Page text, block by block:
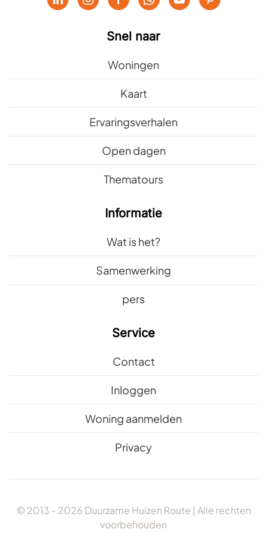
Snel naar
Woningen
Kaart
Ervaringsverhalen
Open dagen
Thematours
Informatie
Wat is het?
Samenwerking
pers
Service
Contact
Inloggen
Woning aanmelden
Privacy
© 2013 - 2026 Duurzame Huizen Route | Alle rechten
voorbehouden